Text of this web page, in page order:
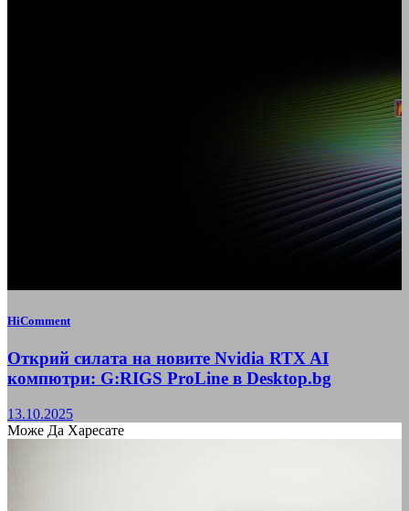
HiComment
Открий силата на новите Nvidia RTX AI
компютри: G:RIGS ProLine в Desktop.bg
13.10.2025
Може Да Харесате